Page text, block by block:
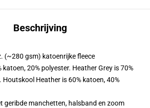
Beschrijving
(~280 gsm) katoenrijke fleece
katoen, 20% polyester. Heather Grey is 70%
Houtskool Heather is 60% katoen, 40%
geribde manchetten, halsband en zoom